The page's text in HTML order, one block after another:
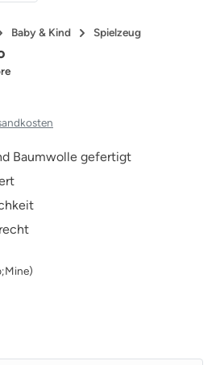
Baby & Kind Spielzeug
Baumwolle gefertigt